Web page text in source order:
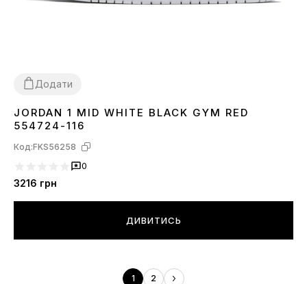
Додати
43
JORDAN 1 MID WHITE BLACK GYM RED
554724-116
Код:FKS56258
0
3216 грн
ДИВИТИСЬ
1 2